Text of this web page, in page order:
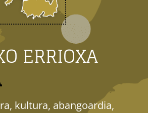
ERRIOXA
kultura, abangoardia,